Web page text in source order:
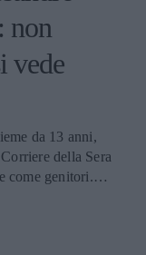
non
vede
da 13 anni,
della Sera
come genitori.